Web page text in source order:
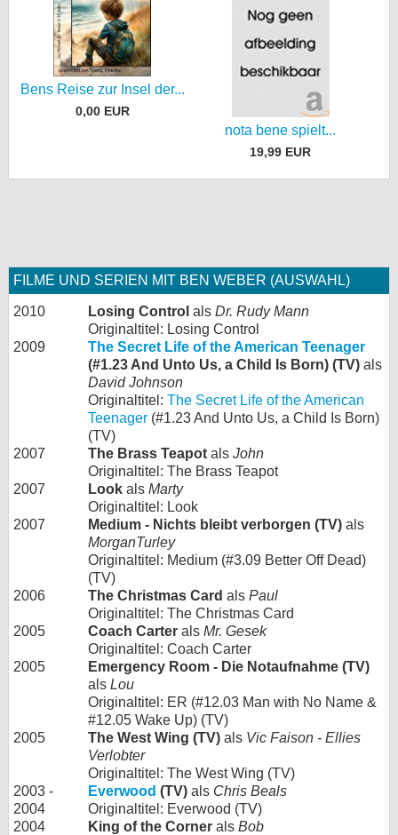
Bens Reise zur Insel der...
0,00 EUR
nota bene spielt...
19,99 EUR
FILME UND SERIEN MIT BEN WEBER (AUSWAHL)
2010 Losing Control als Dr. Rudy Mann
Originaltitel: Losing Control
2009
The Secret Life of the American Teenager
(#1.23 And Unto Us, a Child Is Born) (TV) als
David Johnson
Originaltitel: The Secret Life of the American
Teenager (#1.23 And Unto Us, a Child Is Born)
(TV)
2007
The Brass Teapot als John
Originaltitel: The Brass Teapot
2007
Look als Marty
Originaltitel: Look
2007
Medium - Nichts bleibt verborgen (TV) als
MorganTurley
Originaltitel: Medium (#3.09 Better Off Dead)
(TV)
2006
The Christmas Card als Paul
Originaltitel: The Christmas Card
2005
Coach Carter als Mr. Gesek
Originaltitel: Coach Carter
2005
Emergency Room - Die Notaufnahme (TV)
als Lou
Originaltitel: ER (#12.03 Man with No Name &
#12.05 Wake Up) (TV)
2005
The West Wing (TV) als Vic Faison - Ellies
Verlobter
Originaltitel: The West Wing (TV)
2003 -
2004
Everwood (TV) als Chris Beals
Originaltitel: Everwood (TV)
2004
King of the Corner als Bob